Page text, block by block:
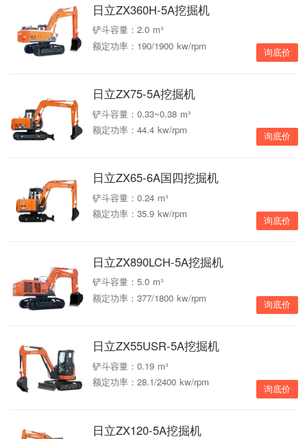
日立ZX360H-5A挖掘机
铲斗容量：2.0 m³
额定功率：190/1900 kw/rpm
询底价
日立ZX75-5A挖掘机
铲斗容量：0.33~0.38 m³
额定功率：44.4 kw/rpm
询底价
日立ZX65-6A国四挖掘机
铲斗容量：0.24 m³
额定功率：35.9 kw/rpm
询底价
日立ZX890LCH-5A挖掘机
铲斗容量：5.0 m³
额定功率：377/1800 kw/rpm
询底价
日立ZX55USR-5A挖掘机
铲斗容量：0.19 m³
额定功率：28.1/2400 kw/rpm
询底价
日立ZX120-5A挖掘机